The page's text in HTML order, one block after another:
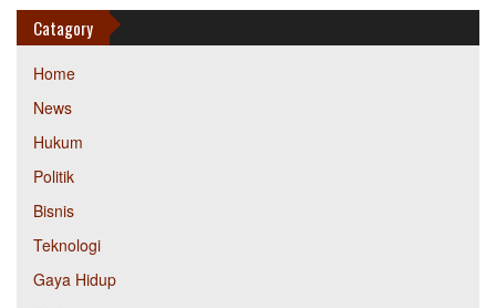
Catagory
Home
News
Hukum
Politik
Bisnis
Teknologi
Gaya Hidup